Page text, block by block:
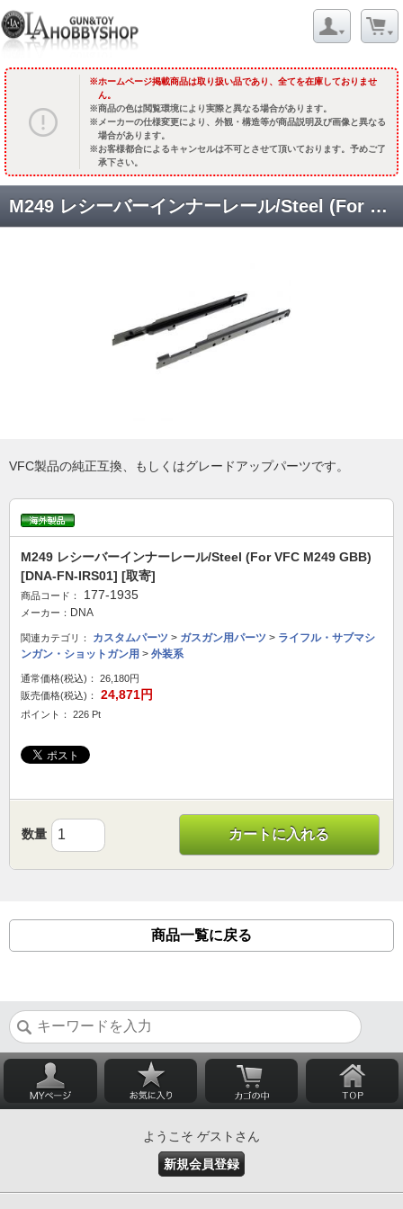
ホームページ掲載商品は取り扱い品であり、全てを在庫しておりませ
ん。
商品の色は閲覧環境により実際と異なる場合があります。
メーカーの仕様変更により、外観・構造等が商品説明及び画像と異なる
場合があります。
お客様都合によるキャンセルは不可とさせて頂いております。予めご了
承下さい。
M249 レシーバーインナーレール/Steel (For VFC M249 GBB) [DNA-FN-IRS01] [取寄]
VFC製品の純正互換、もしくはグレードアップパーツです。
M249 レシーバーインナーレール/Steel (For VFC M249 GBB)
[DNA-FN-IRS01] [取寄]
商品コード： 177-1935
メーカー： DNA
関連カテゴリ： カスタムパーツ > ガスガン用パーツ > ライフル・サブマシ
ンガン・ショットガン用 > 外装系
通常価格(税込)：
26,180円
販売価格(税込)：
24,871円
ポイント： 226 Pt
数量 カートに入れる
商品一覧に戻る
ようこそ ゲストさん
新規会員登録